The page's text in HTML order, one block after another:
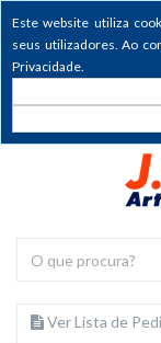
Este website utiliza
seus utilizadores. Ao
Privacidade.
Ver Lista de